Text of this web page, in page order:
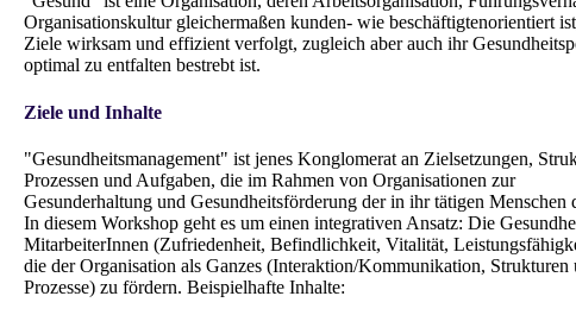
Organisationskultur gleichermaßen kunden- wie beschäftigtenorientiert
Ziele wirksam und effizient verfolgt, zugleich aber auch ihr
optimal zu entfalten bestrebt ist.
Ziele und Inhalte
"Gesundheitsmanagement" ist jenes Konglomerat an Zielsetzungen,
Prozessen und Aufgaben, die im Rahmen von Organisationen zur
Gesunderhaltung und Gesundheitsförderung der in ihr tätigen Menschen
In diesem Workshop geht es um einen integrativen Ansatz: Die
MitarbeiterInnen (Zufriedenheit, Befindlichkeit, Vitalität,
die der Organisation als Ganzes (Interaktion/Kommunikation, Strukturen
Prozesse) zu fördern. Beispielhafte Inhalte: